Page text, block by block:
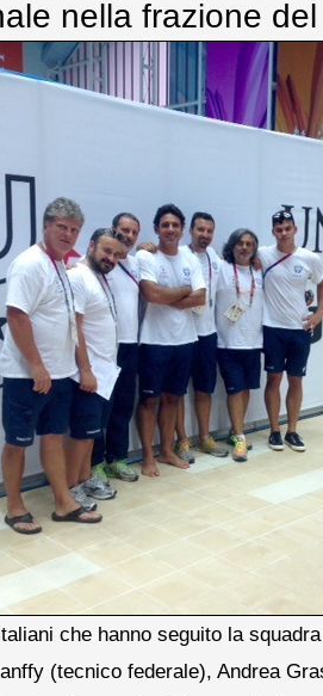
nella frazione
che hanno seguito la
(tecnico federale), Andrea